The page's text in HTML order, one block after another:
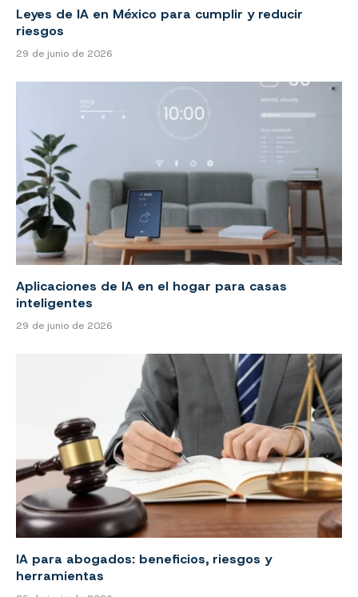
Leyes de IA en México para cumplir y reducir
riesgos
29 de junio de 2026
Aplicaciones de IA en el hogar para casas
inteligentes
29 de junio de 2026
IA para abogados: beneficios, riesgos y
herramientas